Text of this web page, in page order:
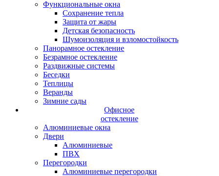
Функциональные окна
Сохранение тепла
Защита от жары
Детская безопасность
Шумоизоляция и взломостойкость
Панорамное остекление
Безрамное остекление
Раздвижные системы
Беседки
Теплицы
Веранды
Зимние сады
Офисное
остекление
Алюминиевые окна
Двери
Алюминиевые
ПВХ
Перегородки
Алюминиевые перегородки